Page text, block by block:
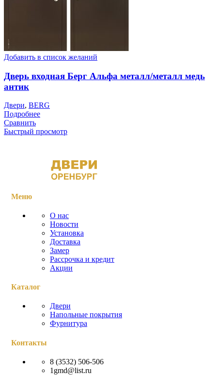
Добавить в список желаний
Дверь входная Берг Альфа металл/металл медь
антик
Двери, BERG
Подробнее
Сравнить
Быстрый просмотр
Меню
О нас
Новости
Установка
Доставка
Замер
Рассрочка и кредит
Акции
Каталог
Двери
Напольные покрытия
Фурнитура
Контакты
8 (3532) 506-506
1gmd@list.ru